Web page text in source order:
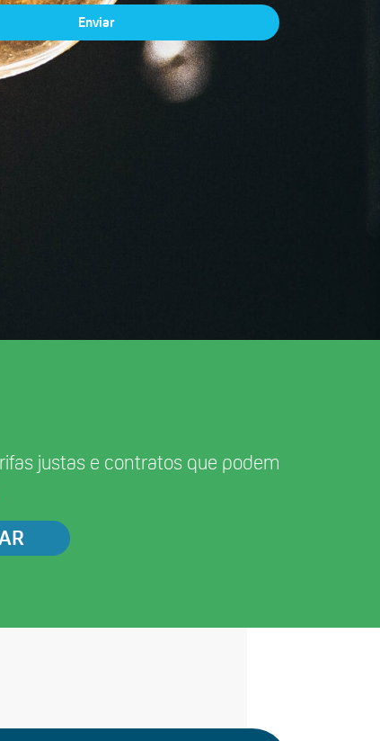
Enviar
justas e contratos que podem